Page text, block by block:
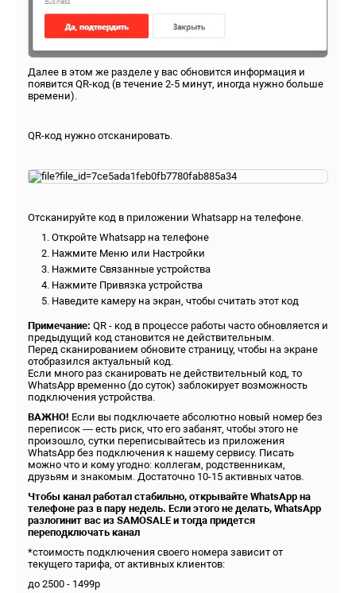
Далее в этом же разделе у вас обновится информация и
появится QR-код (в течение 2-5 минут, иногда нужно больше
времени).
QR-код нужно отсканировать.
Отсканируйте код в приложении Whatsapp на телефоне.
Откройте Whatsapp на телефоне
Нажмите Меню или Настройки
Нажмите Связанные устройства
Нажмите Привязка устройства
Наведите камеру на экран, чтобы считать этот код
Примечание: QR - код в процессе работы часто обновляется и
предыдущий код становится не действительным.
Перед сканированием обновите страницу, чтобы на экране
отобразился актуальный код.
Если много раз сканировать не действительный код, то
WhatsApp временно (до суток) заблокирует возможность
подключения устройства.
ВАЖНО! Если вы подключаете абсолютно новый номер без
переписок — есть риск, что его забанят, чтобы этого не
произошло, сутки переписывайтесь из приложения
WhatsApp без подключения к нашему сервису. Писать
можно что и кому угодно: коллегам, родственникам,
друзьям и знакомым. Достаточно 10-15 активных чатов.
Чтобы канал работал стабильно, открывайте WhatsApp на
телефоне раз в пару недель. Если этого не делать, WhatsApp
разлогинит вас из SAMOSALE и тогда придется
переподключать канал
*стоимость подключения своего номера зависит от
текущего тарифа, от активных клиентов:
до 2500 - 1499р